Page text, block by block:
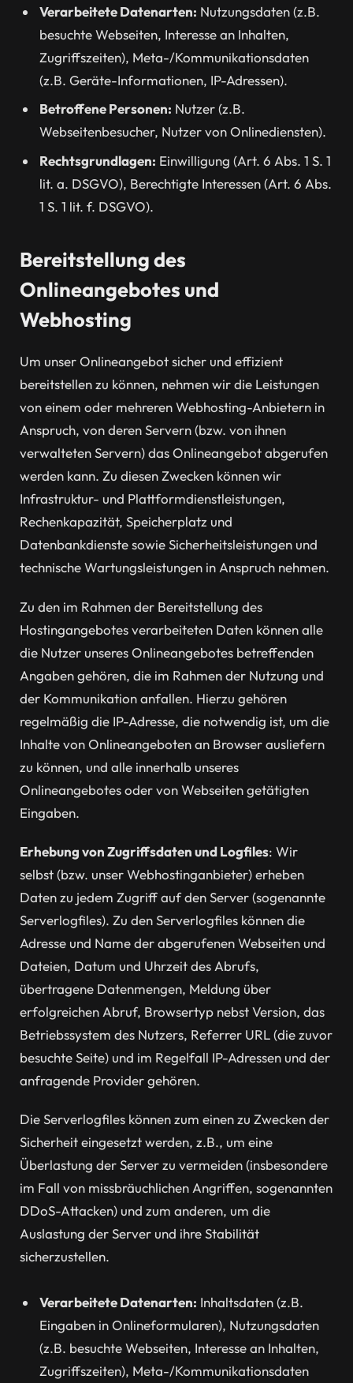
Verarbeitete Datenarten: Nutzungsdaten (z.B.
besuchte Webseiten, Interesse an Inhalten,
Zugriffszeiten), Meta-/Kommunikationsdaten
(z.B. Geräte-Informationen, IP-Adressen).
Betroffene Personen: Nutzer (z.B.
Webseitenbesucher, Nutzer von Onlinediensten).
Rechtsgrundlagen: Einwilligung (Art. 6 Abs. 1 S. 1
lit. a. DSGVO), Berechtigte Interessen (Art. 6 Abs.
1 S. 1 lit. f. DSGVO).
Bereitstellung des
Onlineangebotes und
Webhosting
Um unser Onlineangebot sicher und effizient
bereitstellen zu können, nehmen wir die Leistungen
von einem oder mehreren Webhosting-Anbietern in
Anspruch, von deren Servern (bzw. von ihnen
verwalteten Servern) das Onlineangebot abgerufen
werden kann. Zu diesen Zwecken können wir
Infrastruktur- und Plattformdienstleistungen,
Rechenkapazität, Speicherplatz und
Datenbankdienste sowie Sicherheitsleistungen und
technische Wartungsleistungen in Anspruch nehmen.
Zu den im Rahmen der Bereitstellung des
Hostingangebotes verarbeiteten Daten können alle
die Nutzer unseres Onlineangebotes betreffenden
Angaben gehören, die im Rahmen der Nutzung und
der Kommunikation anfallen. Hierzu gehören
regelmäßig die IP-Adresse, die notwendig ist, um die
Inhalte von Onlineangeboten an Browser ausliefern
zu können, und alle innerhalb unseres
Onlineangebotes oder von Webseiten getätigten
Eingaben.
Erhebung von Zugriffsdaten und Logfiles: Wir
selbst (bzw. unser Webhostinganbieter) erheben
Daten zu jedem Zugriff auf den Server (sogenannte
Serverlogfiles). Zu den Serverlogfiles können die
Adresse und Name der abgerufenen Webseiten und
Dateien, Datum und Uhrzeit des Abrufs,
übertragene Datenmengen, Meldung über
erfolgreichen Abruf, Browsertyp nebst Version, das
Betriebssystem des Nutzers, Referrer URL (die zuvor
besuchte Seite) und im Regelfall IP-Adressen und der
anfragende Provider gehören.
Die Serverlogfiles können zum einen zu Zwecken der
Sicherheit eingesetzt werden, z.B., um eine
Überlastung der Server zu vermeiden (insbesondere
im Fall von missbräuchlichen Angriffen, sogenannten
DDoS-Attacken) und zum anderen, um die
Auslastung der Server und ihre Stabilität
sicherzustellen.
Verarbeitete Datenarten: Inhaltsdaten (z.B.
Eingaben in Onlineformularen), Nutzungsdaten
(z.B. besuchte Webseiten, Interesse an Inhalten,
Zugriffszeiten), Meta-/Kommunikationsdaten